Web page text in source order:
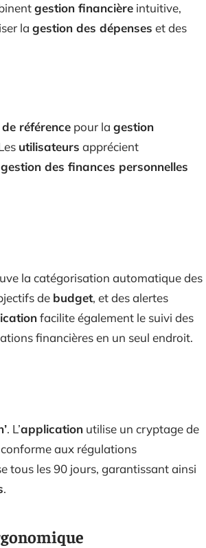
gestion financière intuitive,
la gestion des dépenses et des
référence pour la gestion
utilisateurs apprécient
gestion des finances personnelles
la catégorisation automatique des
de budget, et des alertes
facilite également le suivi des
financières en un seul endroit.
. L’application utilise un cryptage de
aux régulations
tous les 90 jours, garantissant ainsi
.